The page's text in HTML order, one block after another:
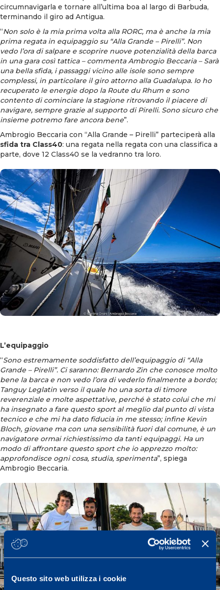
Questo sito web utilizza i cookie
circumnavigarla e tornare all’ultima boa al largo di Barbuda,
terminando il giro ad Antigua.
“Non solo è la mia prima volta alla RORC, ma è anche la mia
prima regata in equipaggio su “Alla Grande – Pirelli”. Non
vedo l’ora di salpare e scoprire nuove potenzialità della barca
in una gara così tattica – commenta Ambrogio Beccaria – Sarà
una bella sfida, i passaggi vicino alle isole sono sempre
complessi, in particolare il giro attorno alla Guadalupa. Io ho
recuperato le energie dopo la Route du Rhum e sono
contento di cominciare la stagione ritrovando il piacere di
navigare, sempre grazie al supporto di Pirelli. Sono sicuro che
insieme potremo fare ancora bene”.
Ambrogio Beccaria con “Alla Grande – Pirelli” parteciperà alla
sfida tra Class40: una regata nella regata con una classifica a
parte, dove 12 Class40 se la vedranno tra loro.
L’equipaggio
“Sono estremamente soddisfatto dell’equipaggio di “Alla
Grande – Pirelli”. Ci saranno: Bernardo Zin che conosce molto
bene la barca e non vedo l’ora di vederlo finalmente a bordo;
Tanguy Leglatin verso il quale ho una sorta di timore
reverenziale e molte aspettative, perché è stato colui che mi
ha insegnato a fare questo sport al meglio dal punto di vista
tecnico e che mi ha dato fiducia in me stesso; infine Kevin
Bloch, giovane ma con una sensibilità fuori dal comune, è un
navigatore ormai richiestissimo da tanti equipaggi. Ha un
modo di affrontare questo sport che io apprezzo molto:
approfondisce ogni cosa, studia, sperimenta”, spiega
Ambrogio Beccaria.